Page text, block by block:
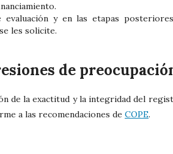
y en las etapas
les solicite.
de
de la exactitud y la integridad del
a las recomendaciones de COPE.